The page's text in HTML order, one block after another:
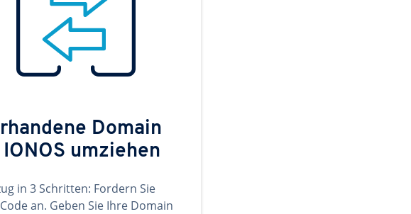
Domain
umziehen
in 3 Schritten: Fordern Sie
an. Geben Sie Ihre Domain